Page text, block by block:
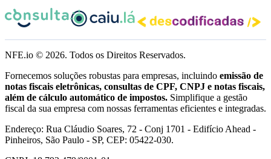
NFE.io © 2026. Todos os Direitos Reservados.
Fornecemos soluções robustas para empresas, incluindo emissão de
notas fiscais eletrônicas, consultas de CPF, CNPJ e notas fiscais,
além de cálculo automático de impostos. Simplifique a gestão
fiscal da sua empresa com nossas ferramentas eficientes e integradas.
Endereço: Rua Cláudio Soares, 72 - Conj 1701 - Edifício Ahead -
Pinheiros, São Paulo - SP, CEP: 05422-030.